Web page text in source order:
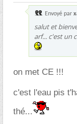
Envoyé par
salut et
arf... c'est un
on met CE !!!
c'est l'eau pis
thé...